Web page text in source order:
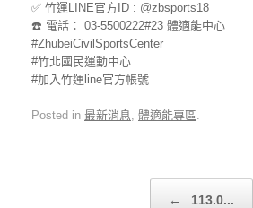
✅ 竹運LINE官方ID : @zbsports18
☎️ 電話： 03-5500222#23 體適能中心
#ZhubeiCivilSportsCenter
#竹北國民運動中心
#加入竹運line官方帳號
Posted in 最新消息 體適能專區
← 113.0...